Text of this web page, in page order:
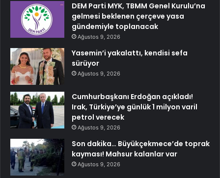
DEM Parti MYK, TBMM Genel Kurulu’na
gelmesi beklenen çerçeve yasa
gündemiyle toplanacak
Ağustos 9, 2026
Yasemin’i yakalattı, kendisi sefa
sürüyor
Ağustos 9, 2026
Cumhurbaşkanı Erdoğan açıkladı!
Irak, Türkiye’ye günlük 1 milyon varil
petrol verecek
Ağustos 9, 2026
Son dakika… Büyükçekmece’de toprak
kayması! Mahsur kalanlar var
Ağustos 9, 2026